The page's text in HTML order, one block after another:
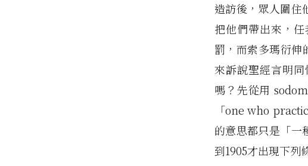
造訪後，眾人圍住
把他們帶出來，
罰，而索多瑪衍伸
來訴說聖經言明
嗎？先從用
「one who
的意思都只是「一
到1905才出現下列